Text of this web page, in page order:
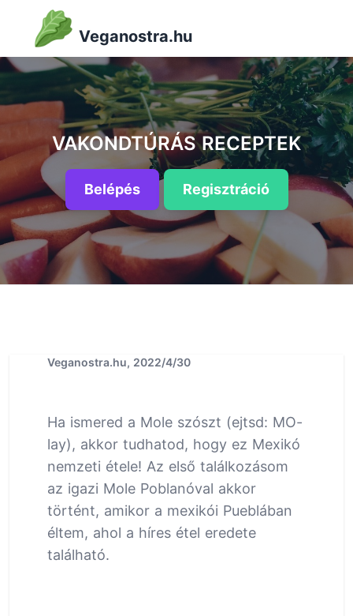
Veganostra.hu
VAKONDTÚRÁS RECEPTEK
Belépés Regisztráció
Veganostra.hu, 2022/4/30
Ha ismered a Mole szószt (ejtsd: MO-
lay), akkor tudhatod, hogy ez Mexikó
nemzeti étele! Az első találkozásom
az igazi Mole Poblanóval akkor
történt, amikor a mexikói Pueblában
éltem, ahol a híres étel eredete
található.